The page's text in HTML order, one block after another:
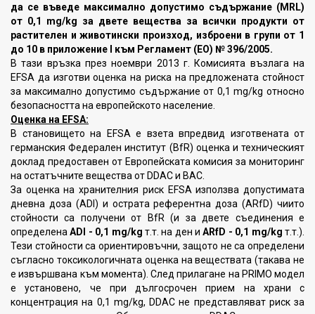
да се въведе максимално допустимо съдържание (MRL)
от 0,1 mg/kg за двете вещества за всички продукти от
растителен и животински произход, изброени в групи от 1
до 10 в приложение I към Регламент (ЕО) № 396/2005.
В тази връзка през ноември 2013 г. Комисията възлага на
EFSA да изготви оценка на риска на предложената стойност
за максимално допустимо съдържание от 0,1 mg/kg относно
безопасността на европейското население.
Оценка на EFSA:
В становището на EFSA е взета впредвид изготвената от
германския Федерален институт (BfR) оценка и техническият
доклад предоставен от Европейската комисия за мониторинг
на остатъчните вещества от DDAC и BAC.
За оценка на хранителния риск EFSA използва допустимата
дневна доза (ADI) и острата референтна доза (ARfD) чиито
стойности са получени от BfR (и за двете съединения е
определенаADI - 0,1 mg/kg т.т. на ден иARfD - 0,1 mg/kg т.т.).
Тези стойности са ориентировъчни, защото не са определени
съгласно токсикологичната оценка на веществата (такава не
е извършвана към момента). След прилагане на PRIMO модел
е установено, че при дългосрочен прием на храни с
концентрация на 0,1 mg/kg, DDAC не представляват риск за